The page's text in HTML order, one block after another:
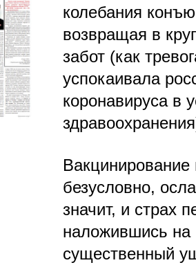
колебания
возвращая в
забот (как
успокаивала
коронавируса в
Вакцинирование
безусловно,
значит, и страх
наложившись на
существенный